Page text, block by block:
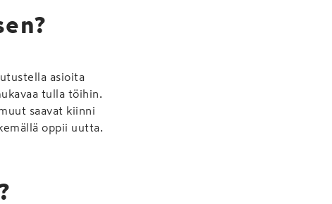
asioita
tulla töihin.
saavat kiinni
oppii uutta.